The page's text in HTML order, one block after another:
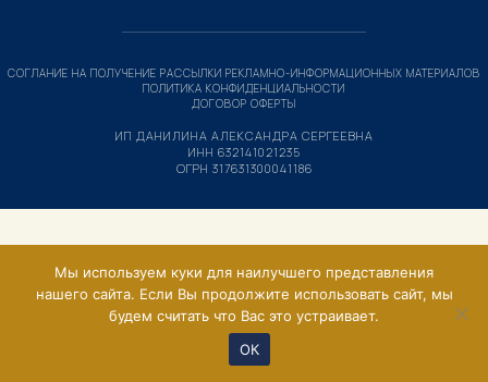
ИП ДАНИЛИНА АЛЕКСАНДРА СЕРГЕЕВНА
ИНН 632141021235
ОГРН 317631300041186
СОГЛАНИЕ НА ПОЛУЧЕНИЕ РАССЫЛКИ РЕКЛАМНО-ИНФОРМАЦИОННЫХ МАТЕРИАЛОВ
ПОЛИТИКА КОНФИДЕНЦИАЛЬНОСТИ
ДОГОВОР ОФЕРТЫ
Мы используем куки для наилучшего представления
нашего сайта. Если Вы продолжите использовать сайт, мы
будем считать что Вас это устраивает.
ОК